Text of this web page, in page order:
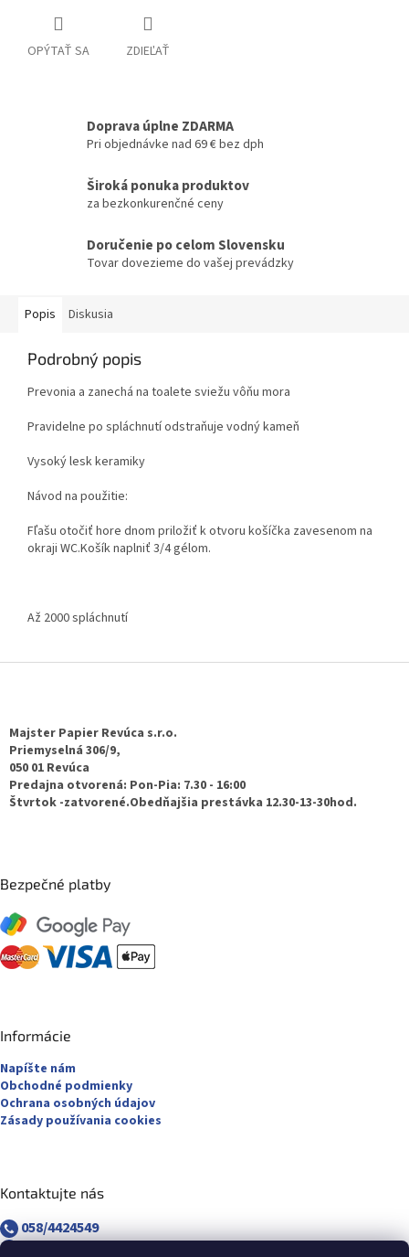
OPÝTAŤ SA ZDIEĽAŤ
Doprava úplne ZDARMA
Pri objednávke nad 69 € bez dph
Široká ponuka produktov
za bezkonkurenčné ceny
Doručenie po celom Slovensku
Tovar dovezieme do vašej prevádzky
Popis Diskusia
Podrobný popis
Prevonia a zanechá na toalete sviežu vôňu mora
Pravidelne po spláchnutí odstraňuje vodný kameň
Vysoký lesk keramiky
Návod na použitie:
Fľašu otočiť hore dnom priložiť k otvoru košíčka zavesenom na
okraji WC.Košík naplniť 3/4 gélom.
Až 2000 spláchnutí
Majster Papier Revúca s.r.o.
Priemyselná 306/9,
050 01 Revúca
Predajna otvorená: Pon-Pia: 7.30 - 16:00
Štvrtok -zatvorené.Obedňajšia prestávka 12.30-13-30hod.
Bezpečné platby
Informácie
Napíšte nám
Obchodné podmienky
Ochrana osobných údajov
Zásady používania cookies
Kontaktujte nás
058/4424549